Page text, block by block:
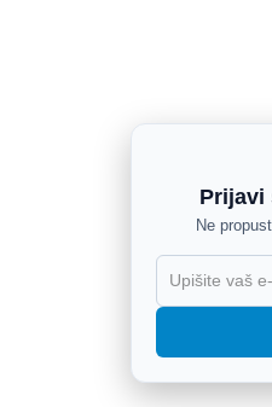
Prijavi
Ne